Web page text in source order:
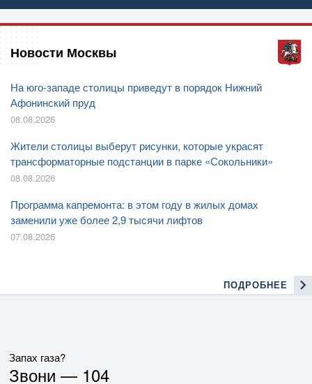
Новости Москвы
На юго-западе столицы приведут в порядок Нижний
Афонинский пруд
08.08.2026
Жители столицы выберут рисунки, которые украсят
трансформаторные подстанции в парке «Сокольники»
08.08.2026
Программа капремонта: в этом году в жилых домах
заменили уже более 2,9 тысячи лифтов
07.08.2026
ПОДРОБНЕЕ
Запах газа?
Звони — 104